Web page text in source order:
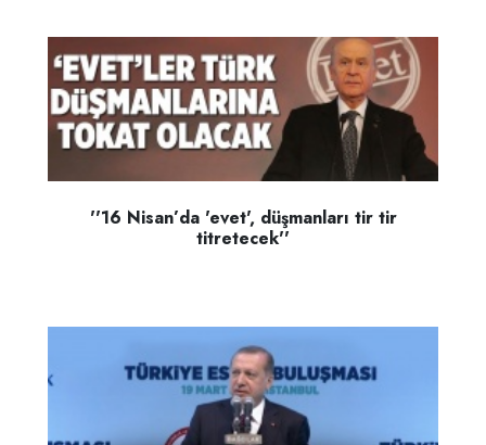
''16 Nisan’da 'evet', düşmanları tir tir
titretecek''